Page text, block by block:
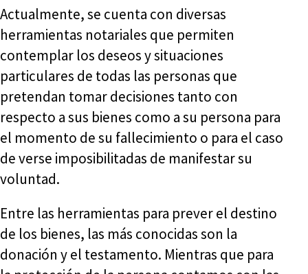
Actualmente, se cuenta con diversas
herramientas notariales que permiten
contemplar los deseos y situaciones
particulares de todas las personas que
pretendan tomar decisiones tanto con
respecto a sus bienes como a su persona para
el momento de su fallecimiento o para el caso
de verse imposibilitadas de manifestar su
voluntad.
Entre las herramientas para prever el destino
de los bienes, las más conocidas son la
donación y el testamento. Mientras que para